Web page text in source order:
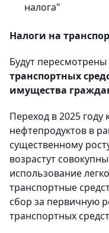
налога"
Налоги на
Будут
транспортных
имущества
Переход в 2025 году
нефтепродуктов в
существенному
возрастут
использование
транспортные
сбор за первичную
транспортных